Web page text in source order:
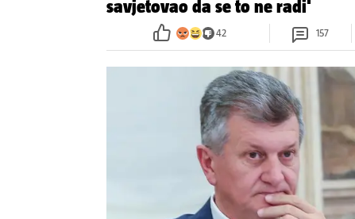
ISTRAGE, OPTUŽBE I POGODOVANJA
Sve afere hrvatskog zdravstva:
Kako je u mutnim poslovima
nestalo više od 750 mil. kuna
31
Pomoćnik ministra obrazovanja
zaposlio brata. Kaže: 'Ja bih
savjetovao da se to ne radi'